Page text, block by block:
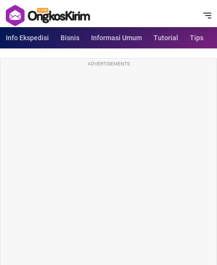
Info Ekspedisi Bisnis Informasi Umum Tutorial Tips
ADVERTISEMENTS